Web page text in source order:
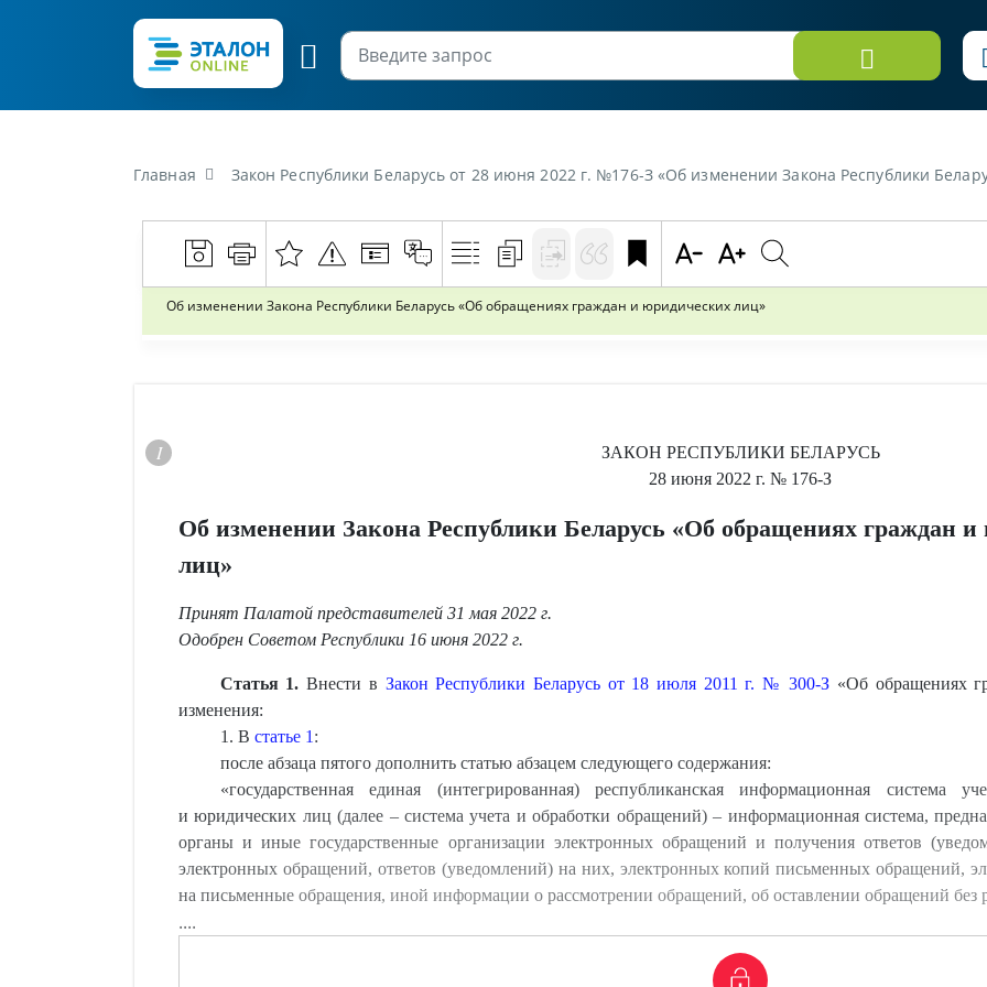
Главная Закон Республики Беларусь от 28 июня 2022 г. №176-З «Об изменении Закона Республики
Об изменении Закона Республики Беларусь «Об обращениях граждан и юридических лиц»
ЗАКОН РЕСПУБЛИКИ БЕЛАРУСЬ
28 июня 2022 г. № 176-З
Об изменении Закона Республики Беларусь «Об обращениях граждан
лиц»
Принят Палатой представителей 31 мая 2022 г.
Одобрен Советом Республики 16 июня 2022 г.
Статья 1. Внести в Закон Республики Беларусь от 18 июля 2011 г. № 300-З «Об обращениях
изменения:
1. В статье 1 :
после абзаца пятого дополнить статью абзацем следующего содержания:
«государственная единая (интегрированная) республиканская информационная система
и юридических лиц (далее – система учета и обработки обращений) – информационная система,
органы и иные государственные организации электронных обращений и получения ответов
электронных обращений, ответов (уведомлений) на них, электронных копий письменных обращений,
на письменные обращения, иной информации о рассмотрении обращений, об оставлении обращений без
....